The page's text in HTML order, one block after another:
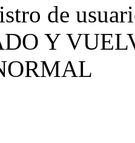
de
Y